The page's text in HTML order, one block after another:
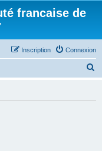
francaise de
Connexion
Inscription